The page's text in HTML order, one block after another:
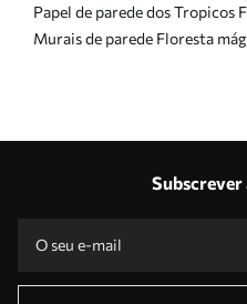
Papel de parede dos Tropicos
Murais de parede Floresta